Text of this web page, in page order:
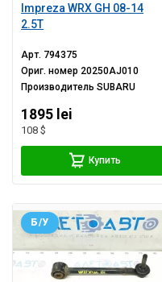
Impreza WRX GH 08-14
2.5T
Арт. 794375
Ориг. номер 20250AJ010
ПроизводительSUBARU
1895 lei
108 $
Купить
Б/У